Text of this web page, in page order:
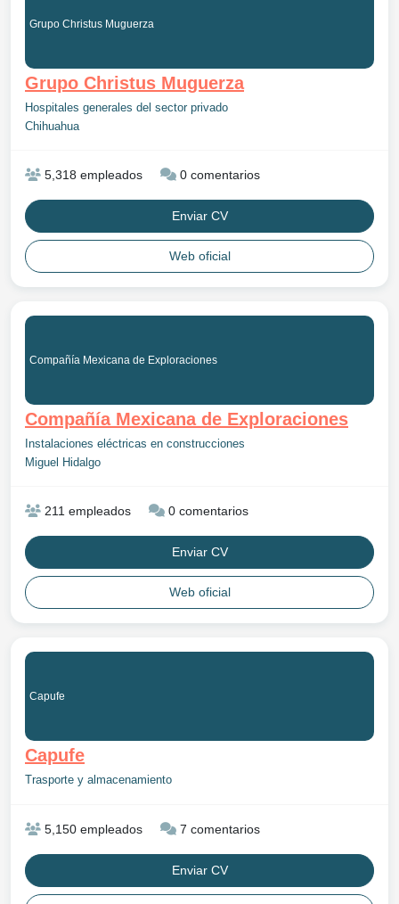
Grupo Christus Muguerza
Grupo Christus Muguerza
Hospitales generales del sector privado
Chihuahua
5,318 empleados 0 comentarios
Enviar CV
Web oficial
Compañía Mexicana de Exploraciones
Compañía Mexicana de Exploraciones
Instalaciones eléctricas en construcciones
Miguel Hidalgo
211 empleados 0 comentarios
Enviar CV
Web oficial
Capufe
Capufe
Trasporte y almacenamiento
5,150 empleados 7 comentarios
Enviar CV